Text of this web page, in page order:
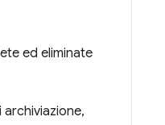
ed eliminate